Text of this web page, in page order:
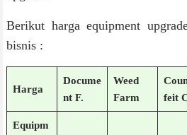
Berikut harga equipment
bisnis :
Harga
Docume
nt F.
Weed
Farm
feit
Equipm